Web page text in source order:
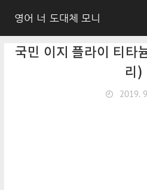
영어 너 도대체 모니
국민 이지 플라이 티타
리)
2019.